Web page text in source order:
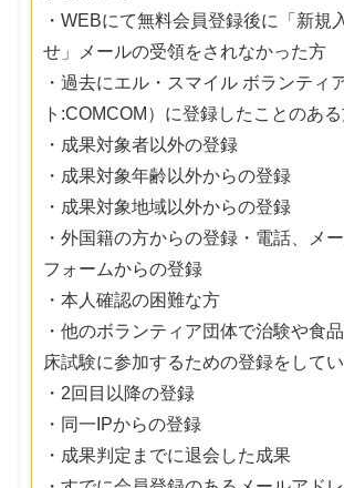
・WEBにて無料会員登録後に「新規
せ」メールの受領をされなかった方
・過去にエル・スマイル ボランティ
ト:COMCOM）に登録したことのあ
・成果対象者以外の登録
・成果対象年齢以外からの登録
・成果対象地域以外からの登録
・外国籍の方からの登録・電話、メ
フォームからの登録
・本人確認の困難な方
・他のボランティア団体で治験や食
床試験に参加するための登録をして
・2回目以降の登録
・同一IPからの登録
・成果判定までに退会した成果